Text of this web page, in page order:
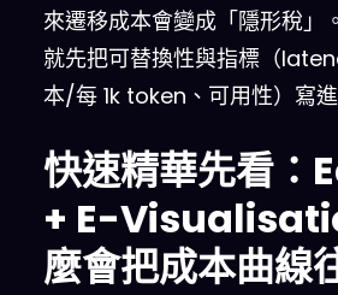
來遷移成本會變成「隱形稅」
就先把可替換性與指標（
本/每 1k token、可用性）寫
快速精華先看：
+ E-
麼會把成本曲線